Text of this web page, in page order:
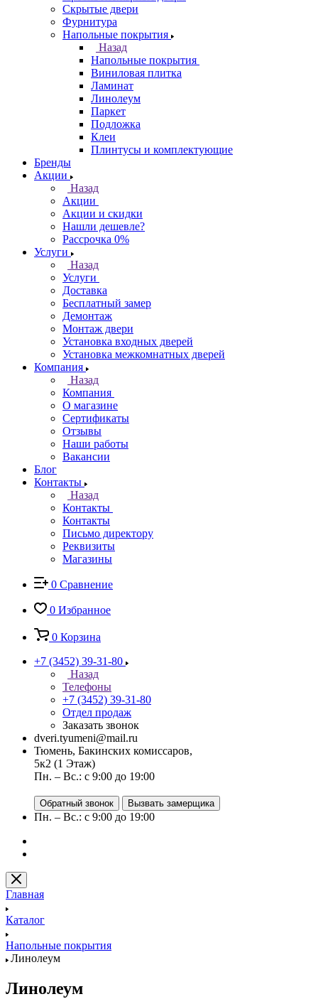
Скрытые двери
Фурнитура
Напольные покрытия
Назад
Напольные покрытия
Виниловая плитка
Ламинат
Линолеум
Паркет
Подложка
Клеи
Плинтусы и комплектующие
Бренды
Акции
Назад
Акции
Акции и скидки
Нашли дешевле?
Рассрочка 0%
Услуги
Назад
Услуги
Доставка
Бесплатный замер
Демонтаж
Монтаж двери
Установка входных дверей
Установка межкомнатных дверей
Компания
Назад
Компания
О магазине
Сертификаты
Отзывы
Наши работы
Вакансии
Блог
Контакты
Назад
Контакты
Контакты
Письмо директору
Реквизиты
Магазины
0 Сравнение
0 Избранное
0 Корзина
+7 (3452) 39-31-80
Назад
Телефоны
+7 (3452) 39-31-80
Отдел продаж
Заказать звонок
dveri.tyumeni@mail.ru
Тюмень, Бакинских комиссаров,
5к2 (1 Этаж)
Пн. – Вс.: с 9:00 до 19:00
Обратный звонок Вызвать замерщика
Пн. – Вс.: с 9:00 до 19:00
Главная
Каталог
Напольные покрытия
Линолеум
Линолеум